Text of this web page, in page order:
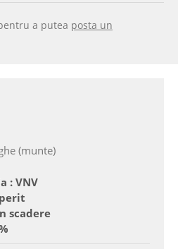
a putea posta un
(munte)
: VNV
scadere